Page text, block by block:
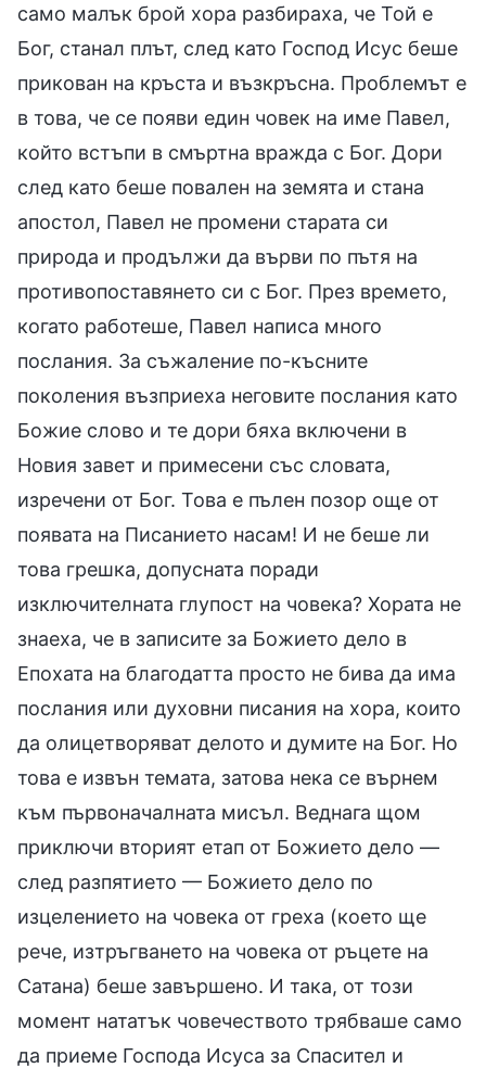
само малък брой хора разбираха, че Той е
Бог, станал плът, след като Господ Исус беше
прикован на кръста и възкръсна. Проблемът е
в това, че се появи един човек на име Павел,
който встъпи в смъртна вражда с Бог. Дори
след като беше повален на земята и стана
апостол, Павел не промени старата си
природа и продължи да върви по пътя на
противопоставянето си с Бог. През времето,
когато работеше, Павел написа много
послания. За съжаление по-късните
поколения възприеха неговите послания като
Божие слово и те дори бяха включени в
Новия завет и примесени със словата,
изречени от Бог. Това е пълен позор още от
появата на Писанието насам! И не беше ли
това грешка, допусната поради
изключителната глупост на човека? Хората не
знаеха, че в записите за Божието дело в
Епохата на благодатта просто не бива да има
послания или духовни писания на хора, които
да олицетворяват делото и думите на Бог. Но
това е извън темата, затова нека се върнем
към първоначалната мисъл. Веднага щом
приключи вторият етап от Божието дело —
след разпятието — Божието дело по
изцелението на човека от греха (което ще
рече, изтръгването на човека от ръцете на
Сатана) беше завършено. И така, от този
момент нататък човечеството трябваше само
да приеме Господа Исуса за Спасител и